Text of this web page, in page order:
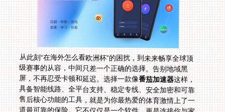
从此刻“在海外怎么看欧洲杯”的困扰，到未来畅享全球顶
级赛事的从容，中间只差一个正确的选择。告别地域黑
屏，不再忍受卡顿和延迟。选择一款像番茄加速器这样，
具备智能线路、全平台支持、稳定专线、安全加密和可靠
售后核心功能的工具，就是为你最热爱的体育激情上了一
道最可靠的保险。它不仅仅是一个软件，更是连接你与家
乡文化脉搏的桥梁。现在，就让它带你穿越数字边界，回